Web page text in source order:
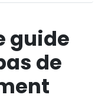
guide
de